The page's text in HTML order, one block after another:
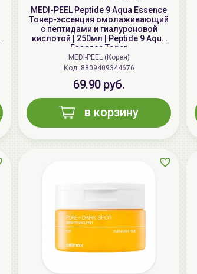
MEDI-PEEL Peptide 9 Aqua Essence
Тонер-эссенция омолаживающий
с пептидами и гиалуроновой
кислотой | 250мл | Peptide 9 Aqua
Essence Toner
MEDI-PEEL (Корея)
Код: 8809409344676
69.90 руб.
в корзину